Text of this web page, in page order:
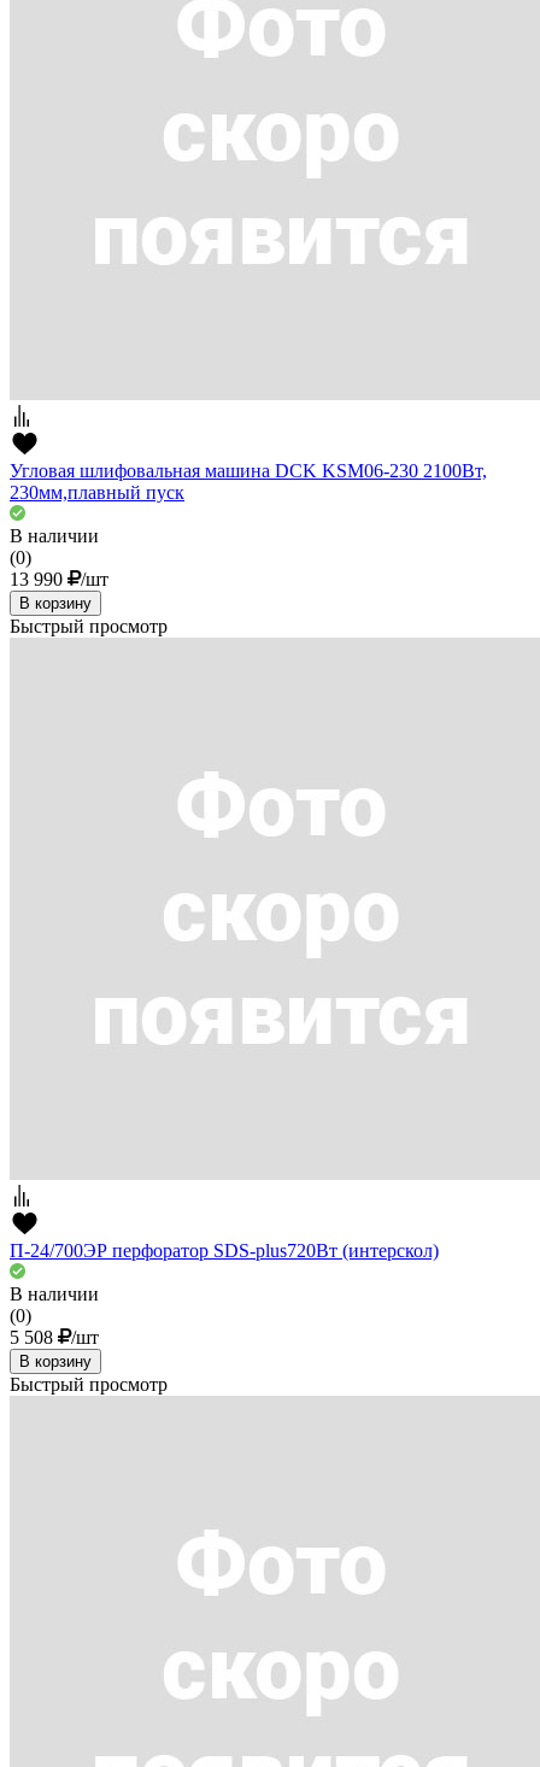
Угловая шлифовальная машина DCK KSM06-230 2100Вт,
230мм,плавный пуск
В наличии
(0)
13 990
/шт
В корзину
Быстрый просмотр
П-24/700ЭР перфоратор SDS-plus720Вт (интерскол)
В наличии
(0)
5 508
/шт
В корзину
Быстрый просмотр